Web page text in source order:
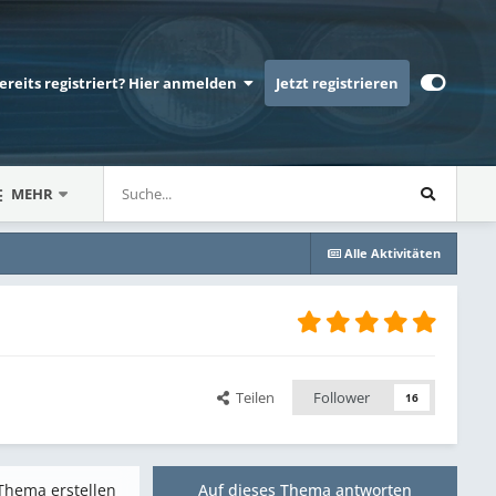
registriert? Hier anmelden Jetzt registrieren
MEHR
Alle Aktivitäten
Teilen Follower 16
Auf dieses Thema antworten
erstellen